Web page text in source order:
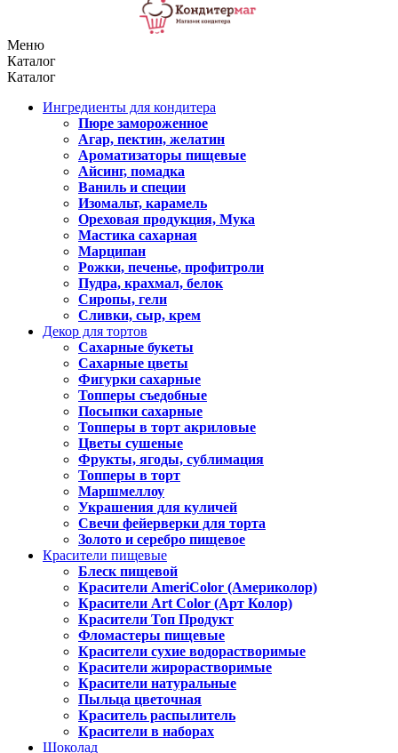
Меню
Каталог
Каталог
Ингредиенты для кондитера
Пюре замороженное
Агар, пектин, желатин
Ароматизаторы пищевые
Айсинг, помадка
Ваниль и специи
Изомальт, карамель
Ореховая продукция, Мука
Мастика сахарная
Марципан
Рожки, печенье, профитроли
Пудра, крахмал, белок
Сиропы, гели
Сливки, сыр, крем
Декор для тортов
Сахарные букеты
Сахарные цветы
Фигурки сахарные
Топперы съедобные
Посыпки сахарные
Топперы в торт акриловые
Цветы сушеные
Фрукты, ягоды, сублимация
Топперы в торт
Маршмеллоу
Украшения для куличей
Свечи фейерверки для торта
Золото и серебро пищевое
Красители пищевые
Блеск пищевой
Красители AmeriColor (Америколор)
Красители Art Color (Арт Колор)
Красители Топ Продукт
Фломастеры пищевые
Красители сухие водорастворимые
Красители жирорастворимые
Красители натуральные
Пыльца цветочная
Краситель распылитель
Красители в наборах
Шоколад